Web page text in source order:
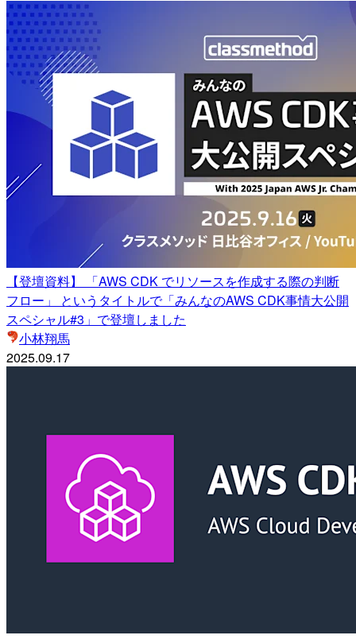
【登壇資料】 「AWS CDK でリソースを作成する際の判断
フロー」 というタイトルで「みんなのAWS CDK事情大公開
スペシャル#3」で登壇しました
小林翔馬
2025.09.17